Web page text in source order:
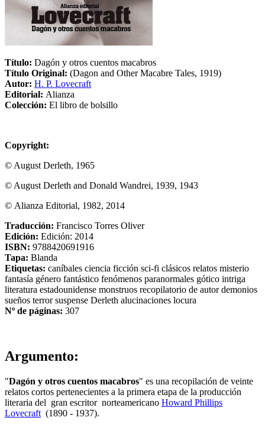
Título: Dagón y otros cuentos macabros
Título Original: (Dagon and Other Macabre Tales, 1919)
Autor: H. P. Lovecraft
Editorial: Alianza
Colección: El libro de bolsillo
Copyright:
© August Derleth, 1965
© August Derleth and Donald Wandrei, 1939, 1943
© Alianza Editorial, 1982, 2014
Traducción: Francisco Torres Oliver
Edición: Edición: 2014
ISBN: 9788420691916
Tapa: Blanda
Etiquetas: caníbales ciencia ficción sci-fi clásicos relatos misterio
fantasía género fantástico fenómenos paranormales gótico intriga
literatura estadounidense monstruos recopilatorio de autordemonios
sueños terrorsuspense Derleth alucinaciones locura
Nº de páginas: 307
Argumento:
"Dagón y otros cuentos macabros" es una recopilación de veinte
relatos cortos pertenecientes a la primera etapa de la producción
literaria del gran escritor norteamericano Howard Phillips
Lovecraft (1890 - 1937).